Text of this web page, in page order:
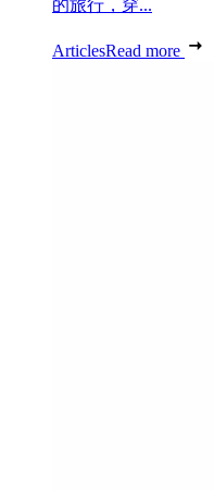
的旅行，穿...
ArticlesRead more